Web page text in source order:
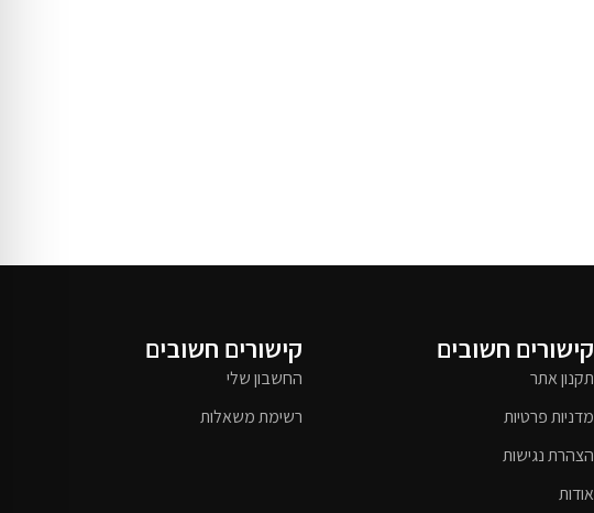
קישורים חשובים
תקנון אתר
מדניות פרטיות
הצהרת נגישות
אודות
קישורים חשובים
החשבון שלי
רשימת משאלות